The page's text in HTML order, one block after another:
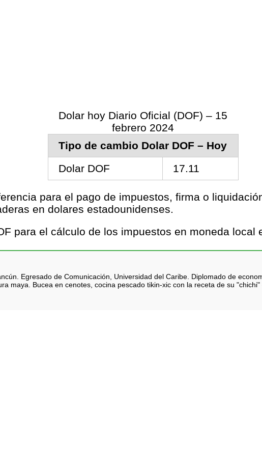
Dolar hoy Diario Oficial (DOF) – 15
febrero 2024
Tipo de cambio Dolar DOF – Hoy
Dolar DOF
17.11
para el pago de impuestos, firma o
en dolares estadounidenses.
para el cálculo de los impuestos en moneda local
Egresado de Comunicación, Universidad del Caribe. Diplomado de
maya. Bucea en cenotes, cocina pescado tikin-xic con la receta de su